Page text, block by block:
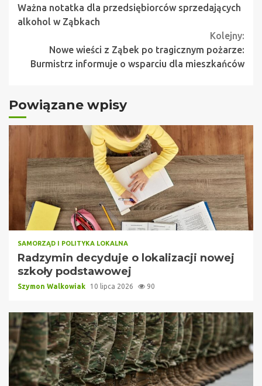
Reading
Ważna notatka dla przedsiębiorców sprzedających
alkohol w Ząbkach
Kolejny:
Nowe wieści z Ząbek po tragicznym pożarze:
Burmistrz informuje o wsparciu dla mieszkańców
Powiązane wpisy
SAMORZĄD I POLITYKA LOKALNA
Radzymin decyduje o lokalizacji nowej
szkoły podstawowej
Szymon Walkowiak 10 lipca 2026 90